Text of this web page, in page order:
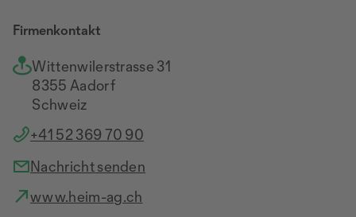
Firmenkontakt
Wittenwilerstrasse 31
8355 Aadorf
Schweiz
+41 52 369 70 90
Nachricht senden
www.heim-ag.ch